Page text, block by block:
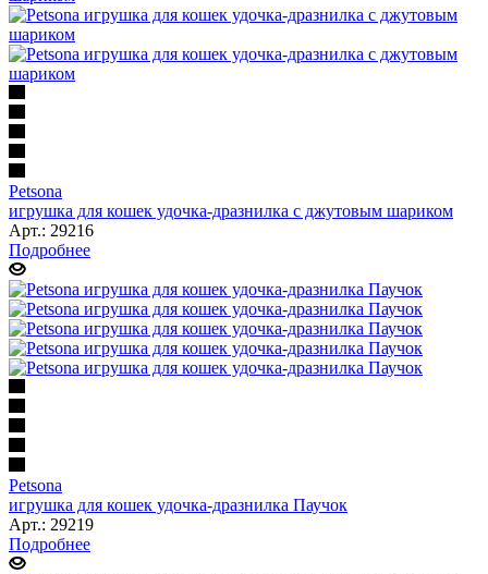
Petsona
игрушка для кошек удочка-дразнилка с джутовым шариком
Арт.: 29216
Подробнее
Petsona
игрушка для кошек удочка-дразнилка Паучок
Арт.: 29219
Подробнее